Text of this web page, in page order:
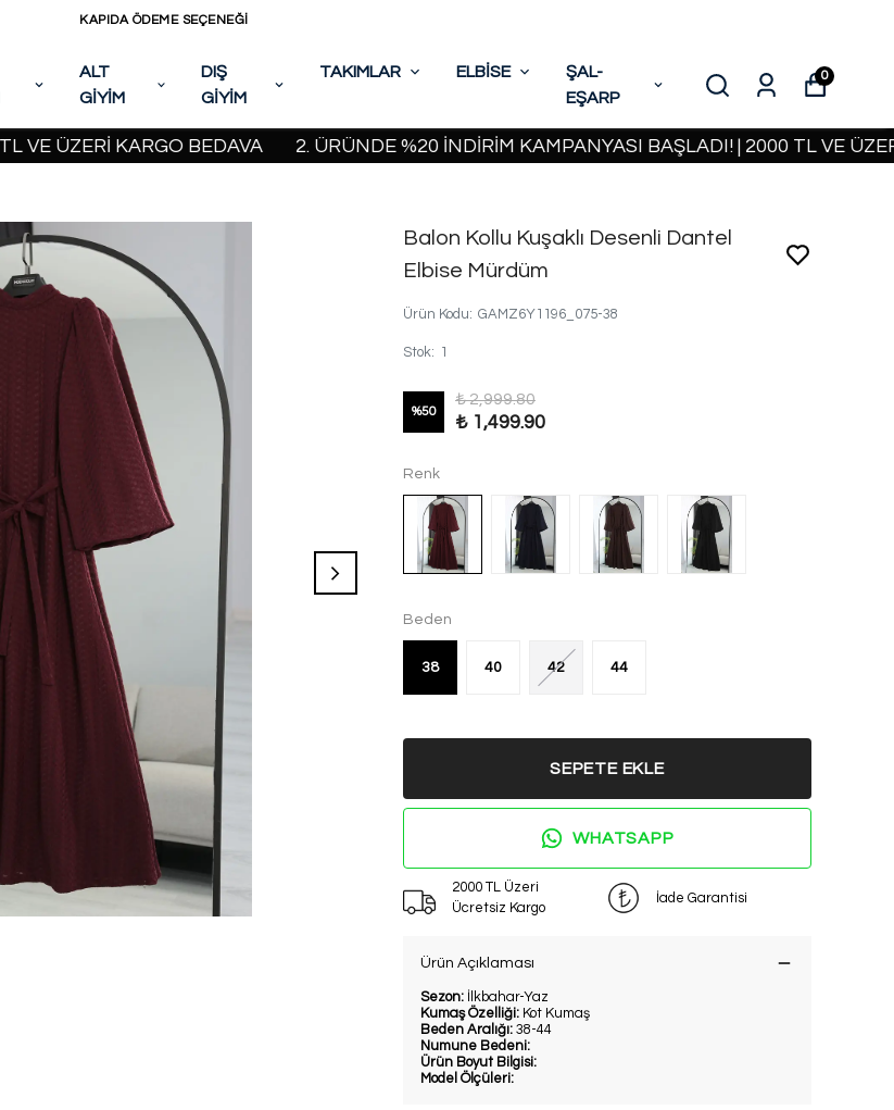
KAPIDA ÖDEME SEÇENEĞİ
ALT
GİYİM
DIŞ
GİYİM
TAKIMLAR ELBİSE
ŞAL-
EŞARP
0
KARGO BEDAVA 2. ÜRÜNDE %20 İNDİRİM KAMPANYASI BAŞLADI! | 2000 TL VE ÜZERİ
Balon Kollu Kuşaklı Desenli Dantel
Elbise Mürdüm
Ürün Kodu: GAMZ6Y1196_075-38
Stok: 1
%50
₺ 2,999.80
₺ 1,499.90
Renk
Beden
38 40 42 44
SEPETE EKLE
WHATSAPP
2000 TL Üzeri
Ücretsiz Kargo
İade Garantisi
Ürün Açıklaması
Sezon: İlkbahar-Yaz
Kumaş Özelliği: Kot Kumaş
Beden Aralığı: 38-44
Numune Bedeni:
Ürün Boyut Bilgisi:
Model Ölçüleri: